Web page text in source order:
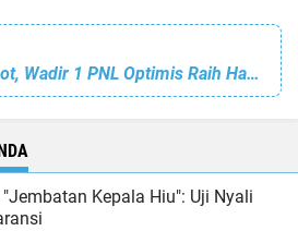
Di Hadapan Tim Robot, Wadir 1 PNL Optimis Raih Hasil Terbaik di KRI 2022
Kepala Hiu": Uji Nyali